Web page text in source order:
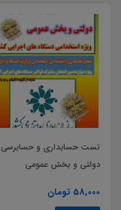
تست حسابداری و حسابرسی
دولتی و بخش عمومی
58,000 تومان